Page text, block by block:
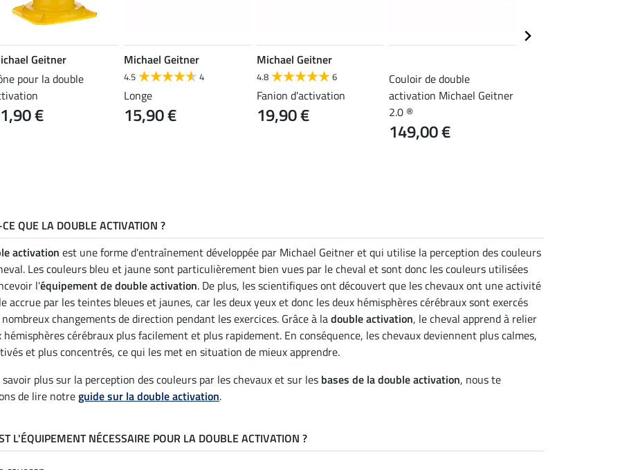
Geitner
pour la double
€
Michael Geitner
4.5 4
Longe
15,90 €
Michael Geitner
4.8 6
Fanion d'activation
19,90 €
Couloir de double
activation Michael Geitner
2.0 ®
149,00 €
QUE LA DOUBLE ACTIVATION ?
activation est une forme d'entraînement développée par Michael Geitner et qui utilise la perception des couleurs
Les couleurs bleu et jaune sont particulièrement bien vues par le cheval et sont donc les couleurs utilisées
l'équipement de double activation. De plus, les scientifiques ont découvert que les chevaux ont une activité
accrue par les teintes bleues et jaunes, car les deux yeux et donc les deux hémisphères cérébraux sont exercés
changements de direction pendant les exercices. Grâce à ladouble activation, le cheval apprend à relier
hémisphères cérébraux plus facilement et plus rapidement. En conséquence, les chevaux deviennent plus calmes,
et plus concentrés, ce qui les met en situation de mieux apprendre.
savoir plus sur la perception des couleurs par les chevaux et sur les bases de la double activation, nous te
de lire notreguide sur la double activation.
L'ÉQUIPEMENT NÉCESSAIRE POUR LA DOUBLE ACTIVATION ?